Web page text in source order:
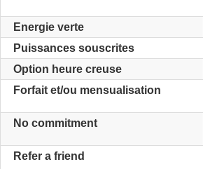
Energie verte
Puissances souscrites
Option heure creuse
Forfait et/ou mensualisation
No commitment
Refer a friend